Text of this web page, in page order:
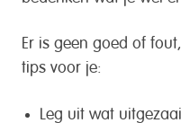
Er is geen goed of
tips voor je:
Leg uit wat